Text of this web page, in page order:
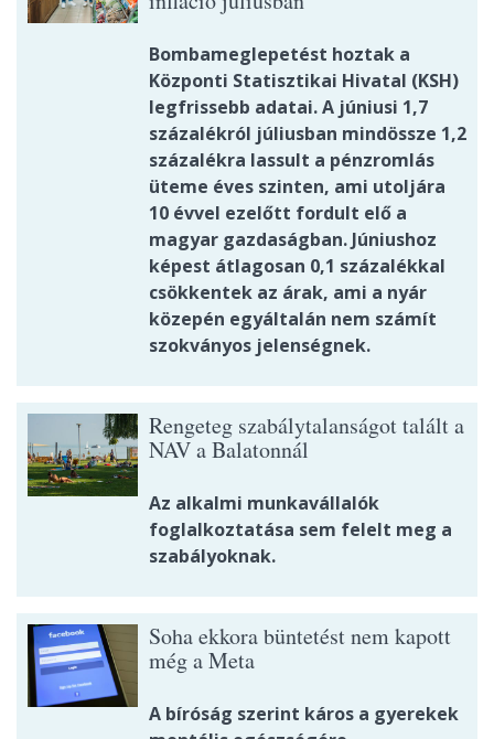
Bombameglepetést hoztak a
Központi Statisztikai Hivatal (KSH)
legfrissebb adatai. A júniusi 1,7
százalékról júliusban mindössze 1,2
százalékra lassult a pénzromlás
üteme éves szinten, ami utoljára
10 évvel ezelőtt fordult elő a
magyar gazdaságban. Júniushoz
képest átlagosan 0,1 százalékkal
csökkentek az árak, ami a nyár
közepén egyáltalán nem számít
szokványos jelenségnek.
Rengeteg szabálytalanságot talált a
NAV a Balatonnál
Az alkalmi munkavállalók
foglalkoztatása sem felelt meg a
szabályoknak.
Soha ekkora büntetést nem kapott
még a Meta
A bíróság szerint káros a gyerekek